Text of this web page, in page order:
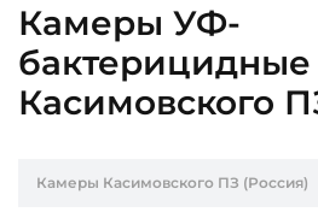
Камеры УФ-
бактерицидные
Касимовского
Камеры Касимовского ПЗ (Россия)